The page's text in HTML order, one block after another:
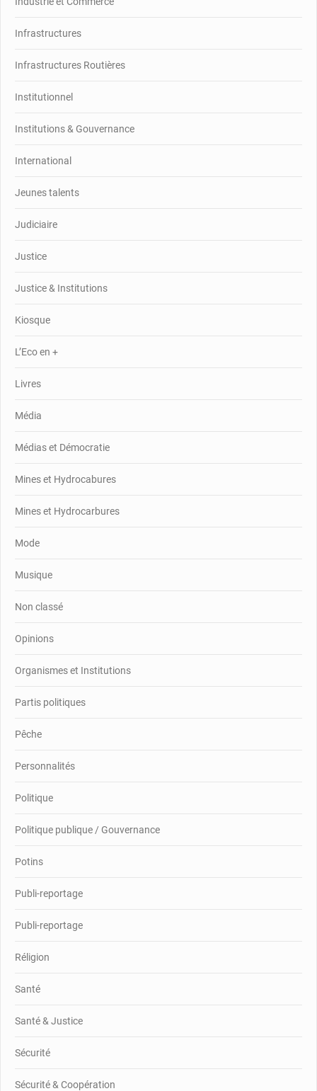
Infrastructures
Infrastructures Routières
Institutionnel
Institutions & Gouvernance
International
Jeunes talents
Judiciaire
Justice
Justice & Institutions
Kiosque
L’Eco en +
Livres
Média
Médias et Démocratie
Mines et Hydrocabures
Mines et Hydrocarbures
Mode
Musique
Non classé
Opinions
Organismes et Institutions
Partis politiques
Pêche
Personnalités
Politique
Politique publique / Gouvernance
Potins
Publi-reportage
Publi-reportage
Réligion
Santé
Santé & Justice
Sécurité
Sécurité & Coopération